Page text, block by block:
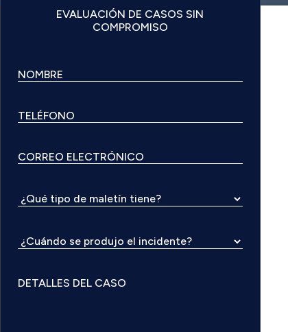
EVALUACIÓN DE CASOS SIN
COMPROMISO